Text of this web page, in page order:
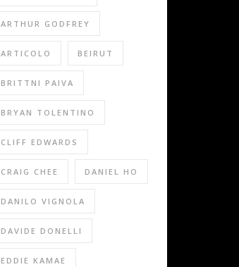
ARTHUR GODFREY
ARTICOLO BEIRUT
BRITTNI PAIVA
BRYAN TOLENTINO
CLIFF EDWARDS
CRAIG CHEE DANIEL HO
DANILO VIGNOLA
DAVIDE DONELLI
EDDIE KAMAE